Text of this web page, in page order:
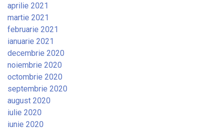
aprilie 2021
martie 2021
februarie 2021
ianuarie 2021
decembrie 2020
noiembrie 2020
octombrie 2020
septembrie 2020
august 2020
iulie 2020
iunie 2020